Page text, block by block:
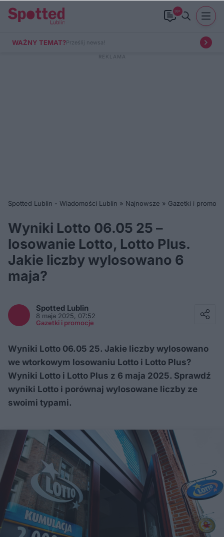
99+
WAŻNY TEMAT?Prześlij newsa!
Spotted Lublin - Wiadomości Lublin » Najnowsze » Gazetki i
Wyniki Lotto 06.05 25 –
losowanie Lotto, Lotto Plus.
Jakie liczby wylosowano 6
maja?
Spotted Lublin
8 maja 2025, 07:52
Gazetki i promocje
Wyniki Lotto 06.05 25. Jakie liczby wylosowano
we wtorkowym losowaniu Lotto i Lotto Plus?
Wyniki Lotto i Lotto Plus z 6 maja 2025. Sprawdź
wyniki Lotto i porównaj wylosowane liczby ze
swoimi typami.